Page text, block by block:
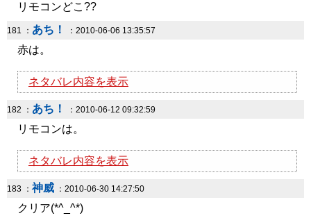
リモコンどこ??
181 ： あち！ ：2010-06-06 13:35:57
赤は。
ネタバレ内容を表示
182 ： あち！ ：2010-06-12 09:32:59
リモコンは。
ネタバレ内容を表示
183 ： 神威 ：2010-06-30 14:27:50
クリア(*^_^*)